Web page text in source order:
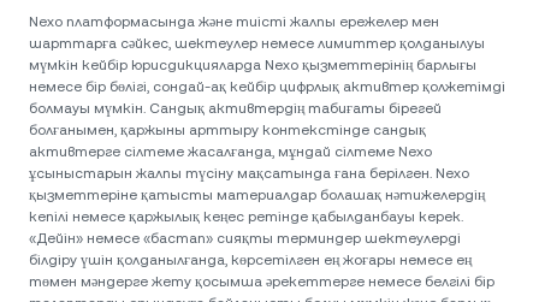
Nexo платформасында және тиісті жалпы ережелер мен
шарттарға сәйкес, шектеулер немесе лимиттер қолданылуы
мүмкін кейбір юрисдикцияларда Nexo қызметтерінің барлығы
немесе бір бөлігі, сондай-ақ кейбір цифрлық активтер қолжетімді
болмауы мүмкін. Сандық активтердің табиғаты бірегей
болғанымен, қаржыны арттыру контекстінде сандық
активтерге сілтеме жасалғанда, мұндай сілтеме Nexo
ұсыныстарын жалпы түсіну мақсатында ғана берілген. Nexo
қызметтеріне қатысты материалдар болашақ нәтижелердің
кепілі немесе қаржылық кеңес ретінде қабылданбауы керек.
«Дейін» немесе «бастап» сияқты терминдер шектеулерді
білдіру үшін қолданылғанда, көрсетілген ең жоғары немесе ең
төмен мәндерге жету қосымша әрекеттерге немесе белгілі бір